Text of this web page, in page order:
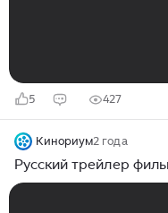
5 427
Кинориум2 года
Русский трейлер